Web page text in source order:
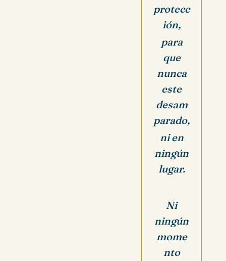
protecc
ión,
para
que
nunca
este
desam
parado,
ni en
ningún
lugar.
Ni
ningún
mome
nto